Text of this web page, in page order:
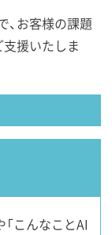
、お客様の課題
援いたしま
こんなことAI